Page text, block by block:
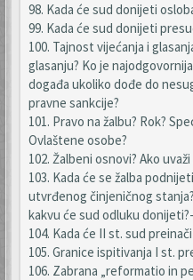
98. Kada će sud donijeti
99. Kada će sud donijeti
100. Tajnost vijećanja i
glasanju? Ko je
događa ukoliko dođe do
pravne sankcije?
101. Pravo na žalbu? Rok?
Ovlaštene osobe?
102. Žalbeni osnovi? Ako
103. Kada će se žalba
utvrđenog činjeničnog
kakvu će sud odluku
104. Kada će II st. sud
105. Granice ispitivanja I st.
106. Zabrana „reformatio in